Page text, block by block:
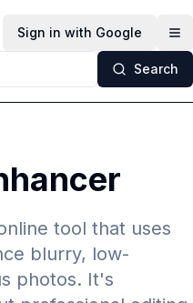
Sign in with Google
Search
tool that uses
blurry, low-
photos. It's